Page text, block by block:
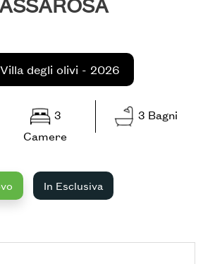
degli olivi - 2026
3
Camere
3 Bagni
In Esclusiva